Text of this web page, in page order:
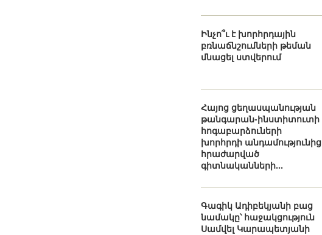
Ինչո՞ւ է խորհրդային
բռնաճնշումների թեման
մնացել ստվերում
Հայոց ցեղասպանության
թանգարան-ինստիտուտի
հոգաբարձուների
խորհրդի անդամությունից
հրաժարված
գիտնականների...
Գագիկ Ադիբեկյանի բաց
նամակը՝ հաջակցություն
Սամվել Կարապետյանի